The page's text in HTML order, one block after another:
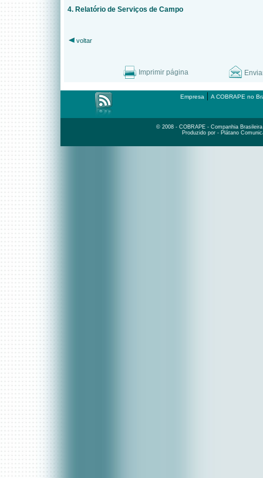
4. Relatório de Serviços de Campo
voltar
Imprimir página
Empresa | A COBRAPE no
© 2008 - COBRAPE - Companhia
Produzido por - Plátano